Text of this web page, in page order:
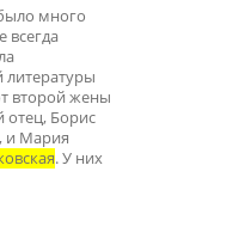
много
всегда
литературы
второй жены
отец, Борис
и Мария
. У них